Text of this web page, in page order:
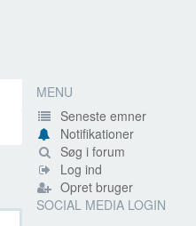
MENU
Seneste emner
Notifikationer
Søg i forum
Log ind
Opret bruger
SOCIAL MEDIA LOGIN